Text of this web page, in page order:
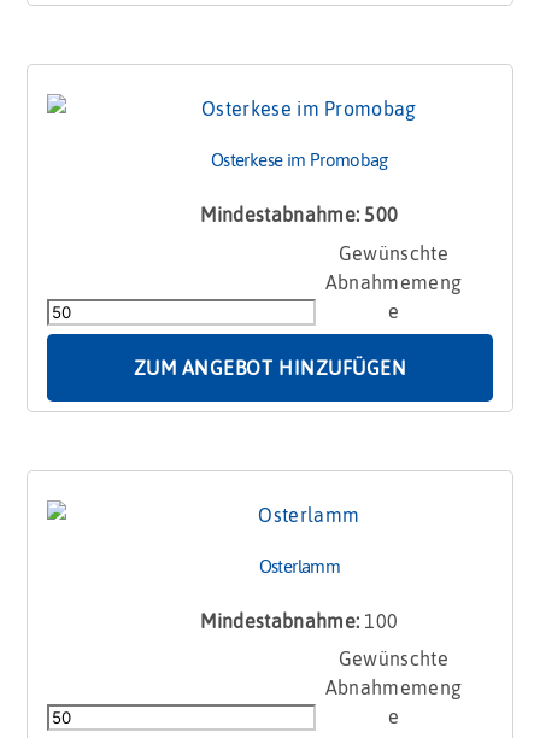
Osterkese im Promobag
Mindestabnahme: 500
Promobag
Menge
ZUM ANGEBOT HINZUFÜGEN
Osterlamm
Mindestabnahme: 100